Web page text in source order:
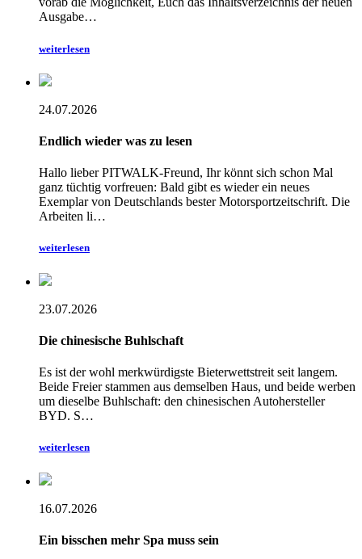
Ausgabe…
weiterlesen
24.07.2026
Endlich wieder was zu lesen
Hallo lieber PITWALK-Freund, Ihr könnt sich schon Mal
ganz tüchtig vorfreuen: Bald gibt es wieder ein neues
Exemplar von Deutschlands bester Motorsportzeitschrift. Die
Arbeiten li…
weiterlesen
23.07.2026
Die chinesische Buhlschaft
Es ist der wohl merkwürdigste Bieterwettstreit seit langem.
Beide Freier stammen aus demselben Haus, und beide werben
um dieselbe Buhlschaft: den chinesischen Autohersteller
BYD. S…
weiterlesen
16.07.2026
Ein bisschen mehr Spa muss sein